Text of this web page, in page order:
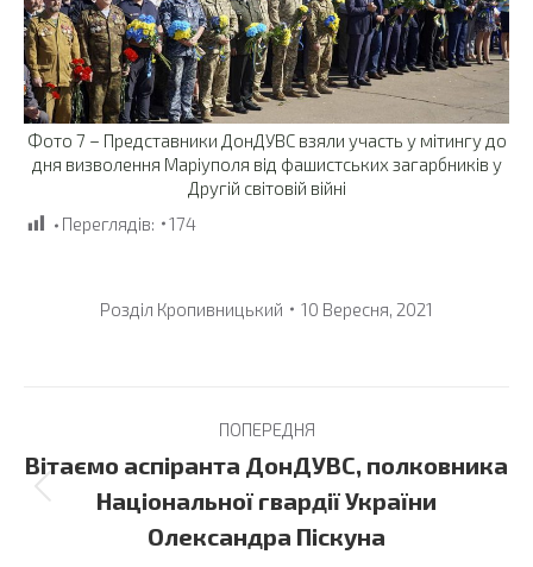
Фото 7 – Представники ДонДУВС взяли участь у мітингу до
дня визволення Маріуполя від фашистських загарбників у
Другій світовій війні
Переглядів:
174
Розділ Кропивницький 10 Вересня, 2021
navigation
ПОПЕРЕДНЯ
Previous
post:
Вітаємо аспіранта ДонДУВС, полковника
Національної гвардії України
Олександра Піскуна